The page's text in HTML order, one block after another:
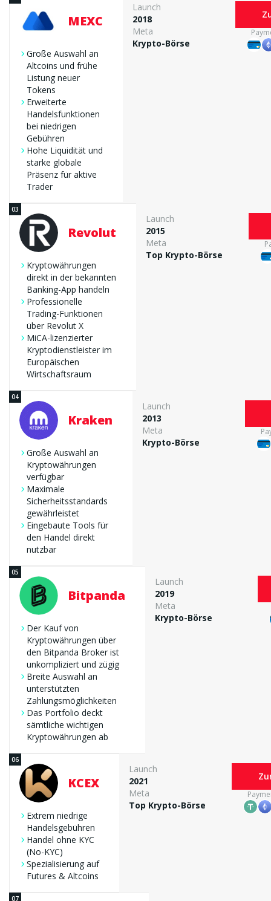
MEXC
Große Auswahl an
Altcoins und frühe
Listung neuer
Tokens
Erweiterte
Handelsfunktionen
bei niedrigen
Gebühren
Hohe Liquidität und
starke globale
Präsenz für aktive
Trader
Launch
2018
Meta
Krypto-Börse
Revolut
Kryptowährungen
direkt in der bekannten
Banking-App handeln
Professionelle
Trading-Funktionen
über Revolut X
MiCA-lizenzierter
Kryptodienstleister im
Europäischen
Wirtschaftsraum
Launch
2015
Meta
Top Krypto-Börse
Kraken
Große Auswahl an
Kryptowährungen
verfügbar
Maximale
Sicherheitsstandards
gewährleistet
Eingebaute Tools für
den Handel direkt
nutzbar
Launch
2013
Meta
Krypto-Börse
Bitpanda
Der Kauf von
Kryptowährungen über
den Bitpanda Broker ist
unkompliziert und zügig
Breite Auswahl an
unterstützten
Zahlungsmöglichkeiten
Das Portfolio deckt
sämtliche wichtigen
Kryptowährungen ab
Launch
2019
Meta
Krypto-Börse
KCEX
Extrem niedrige
Handelsgebühren
Handel ohne KYC
(No-KYC)
Spezialisierung auf
Futures & Altcoins
Launch
2021
Meta
Top Krypto-Börse